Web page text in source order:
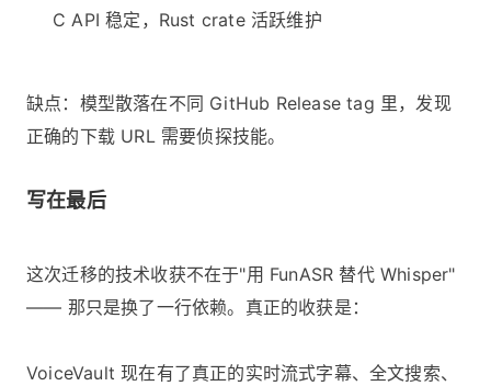
C API 稳定，Rust crate 活跃维护
缺点：模型散落在不同 GitHub Release tag 里，发现
正确的下载 URL 需要侦探技能。
写在最后
这次迁移的技术收获不在于"用 FunASR 替代 Whisper"
—— 那只是换了一行依赖。真正的收获是：
VoiceVault 现在有了真正的实时流式字幕、全文搜索、